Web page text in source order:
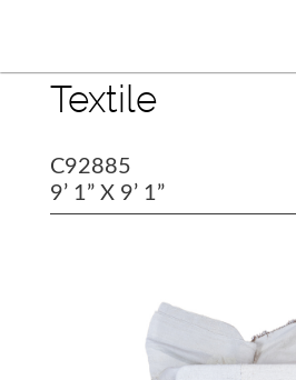
Textile
C92885
9’ 1” X 9’ 1”